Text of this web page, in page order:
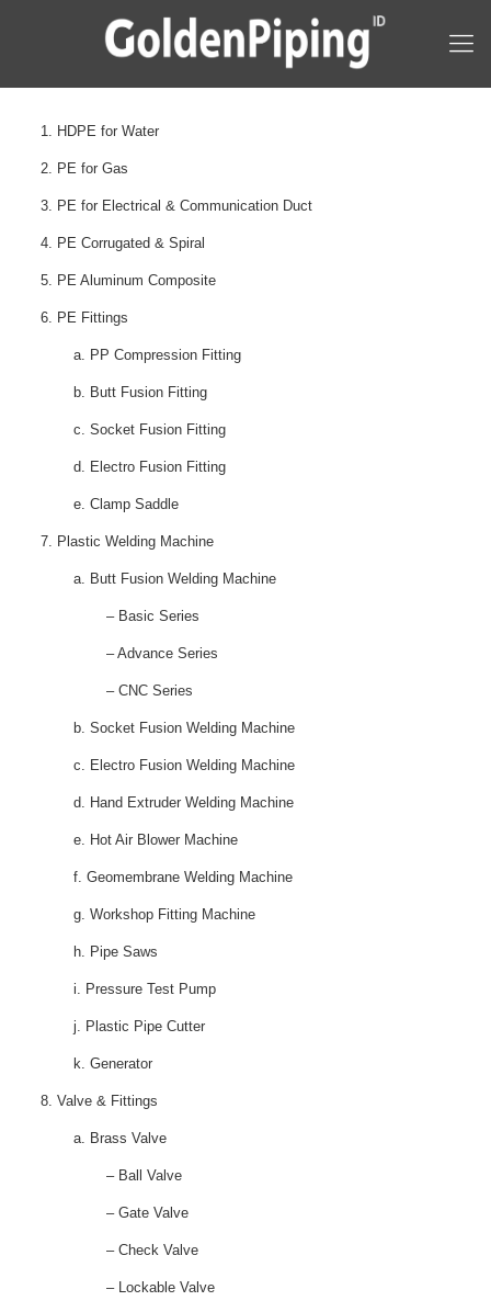
1. HDPE for Water
2. PE for Gas
3. PE for Electrical & Communication Duct
4. PE Corrugated & Spiral
5. PE Aluminum Composite
6. PE Fittings
a. PP Compression Fitting
b. Butt Fusion Fitting
c. Socket Fusion Fitting
d. Electro Fusion Fitting
e. Clamp Saddle
7. Plastic Welding Machine
a. Butt Fusion Welding Machine
– Basic Series
– Advance Series
– CNC Series
b. Socket Fusion Welding Machine
c. Electro Fusion Welding Machine
d. Hand Extruder Welding Machine
e. Hot Air Blower Machine
f. Geomembrane Welding Machine
g. Workshop Fitting Machine
h. Pipe Saws
i. Pressure Test Pump
j. Plastic Pipe Cutter
k. Generator
8. Valve & Fittings
a. Brass Valve
– Ball Valve
– Gate Valve
– Check Valve
– Lockable Valve